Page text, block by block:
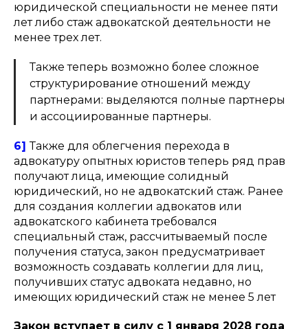
юридической специальности не менее пяти
лет либо стаж адвокатской деятельности не
менее трех лет.
Также теперь возможно более сложное
структурирование отношений между
партнерами: выделяются полные партнеры
и ассоциированные партнеры.
6]Также для облегчения перехода в
адвокатуру опытных юристов теперь ряд прав
получают лица, имеющие солидный
юридический, но не адвокатский стаж. Ранее
для создания коллегии адвокатов или
адвокатского кабинета требовался
специальный стаж, рассчитываемый после
получения статуса, закон предусматривает
возможность создавать коллегии для лиц,
получивших статус адвоката недавно, но
имеющих юридический стаж не менее 5 лет
Закон вступает в силу ‎с 1 января 2028 года